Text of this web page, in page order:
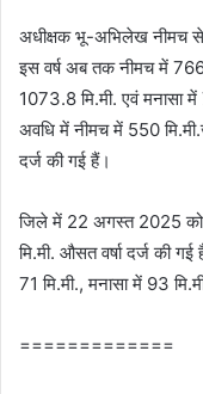
अधीक्षक भू-अभिलेख नीमच
इस वर्ष अब तक नीमच में
1073.8 मि.मी. एवं मनासा में
अवधि में नीमच में 550
दर्ज की गई हैं।
जिले में 22 अगस्‍त 2025
मि.मी. औसत वर्षा दर्ज की
71 मि.मी., मनासा में 93
=============